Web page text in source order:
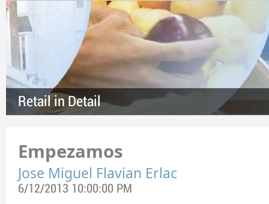
Retail in Detail
Empezamos
Jose Miguel Flavian Erlac
6/12/2013 10:00:00 PM